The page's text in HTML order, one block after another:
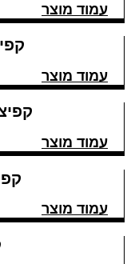
עמוד מוצר
עמוד מוצר
עמוד מוצר
עמוד מוצר